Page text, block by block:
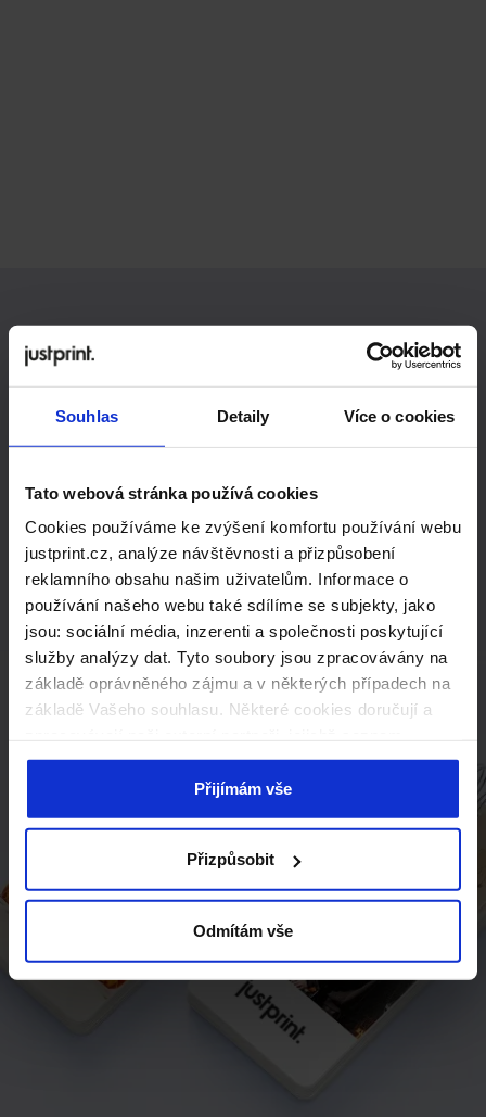
Souhlas Detaily Více o cookies
Tato webová stránka používá cookies
Cookies používáme ke zvýšení komfortu používání webu
justprint.cz, analýze návštěvnosti a přizpůsobení
reklamního obsahu našim uživatelům. Informace o
používání našeho webu také sdílíme se subjekty, jako
jsou: sociální média, inzerenti a společnosti poskytující
služby analýzy dat. Tyto soubory jsou zpracovávány na
základě oprávněného zájmu a v některých případech na
základě Vašeho souhlasu. Některé cookies doručují a
naleznete níže. Kliknutím na „Přijímám vše“ souhlasíte s
naším používáním všech výše uvedených typů souborů
cookie (cookies). Pokud kliknete na tlačítko „Odmítám
našich stránek. Pokud se chcete sami rozhodnout, jaké
typy cookies budou používány, klikněte na „Přizpůsobit“.
Přijímám vše
Přizpůsobit
Odmítám vše
Hledáte
řešení
na míru?
Kontaktujte nás s poptávkou na
produkty mimo standardní nabídku.
Rádi vám připravíme individuální
kalkulaci.
Kontaktujte nás